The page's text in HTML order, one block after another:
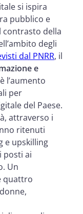
si ispira
pubblico e
contrasto della
degli
dal PNRR, il
e
l’aumento
per
del Paese.
attraverso i
ritenuti
e upskilling
posti ai
Un
quattro